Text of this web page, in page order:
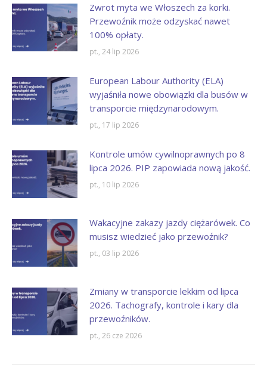
Zwrot myta we Włoszech za korki.
Przewoźnik może odzyskać nawet
100% opłaty.
pt., 24 lip 2026
European Labour Authority (ELA)
wyjaśniła nowe obowiązki dla busów w
transporcie międzynarodowym.
pt., 17 lip 2026
Kontrole umów cywilnoprawnych po 8
lipca 2026. PIP zapowiada nową jakość.
pt., 10 lip 2026
Wakacyjne zakazy jazdy ciężarówek. Co
musisz wiedzieć jako przewoźnik?
pt., 03 lip 2026
Zmiany w transporcie lekkim od lipca
2026. Tachografy, kontrole i kary dla
przewoźników.
pt., 26 cze 2026